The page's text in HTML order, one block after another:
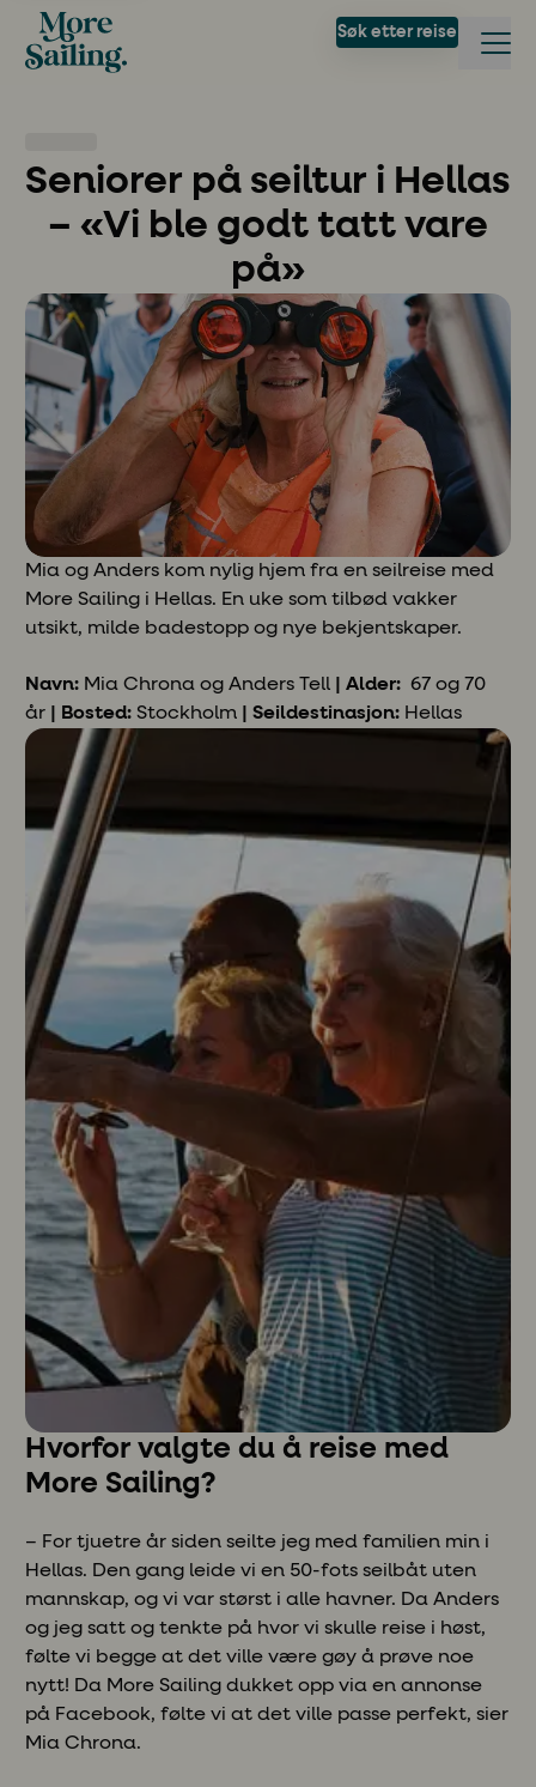
Søk etter reise
Seniorer på seiltur i Hellas
– «Vi ble godt tatt vare
på»
Mia og Anders kom nylig hjem fra en seilreise med
More Sailing i Hellas. En uke som tilbød vakker
utsikt, milde badestopp og nye bekjentskaper.
Navn: Mia Chrona og Anders Tell | Alder:67 og 70
år | Bosted:Stockholm | Seildestinasjon: Hellas
Hvorfor valgte du å reise med
More Sailing?
– For tjuetre år siden seilte jeg med familien min i
Hellas. Den gang leide vi en 50-fots seilbåt uten
mannskap, og vi var størst i alle havner. Da Anders
og jeg satt og tenkte på hvor vi skulle reise i høst,
følte vi begge at det ville være gøy å prøve noe
nytt! Da More Sailing dukket opp via en annonse
på Facebook, følte vi at det ville passe perfekt, sier
Mia Chrona.